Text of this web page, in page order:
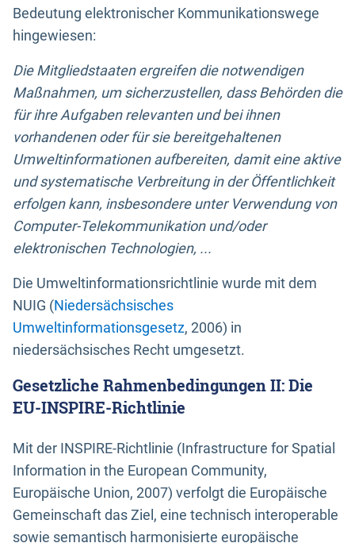
Bedeutung elektronischer Kommunikationswege
hingewiesen:
Die Mitgliedstaaten ergreifen die notwendigen
Maßnahmen, um sicherzustellen, dass Behörden die
für ihre Aufgaben relevanten und bei ihnen
vorhandenen oder für sie bereitgehaltenen
Umweltinformationen aufbereiten, damit eine aktive
und systematische Verbreitung in der Öffentlichkeit
erfolgen kann, insbesondere unter Verwendung von
Computer-Telekommunikation und/oder
elektronischen Technologien, ...
Die Umweltinformationsrichtlinie wurde mit dem
NUIG (Niedersächsisches
Umweltinformationsgesetz, 2006) in
niedersächsisches Recht umgesetzt.
Gesetzliche Rahmenbedingungen II: Die
EU-INSPIRE-Richtlinie
Mit der INSPIRE-Richtlinie (Infrastructure for Spatial
Information in the European Community,
Europäische Union, 2007) verfolgt die Europäische
Gemeinschaft das Ziel, eine technisch interoperable
sowie semantisch harmonisierte europäische